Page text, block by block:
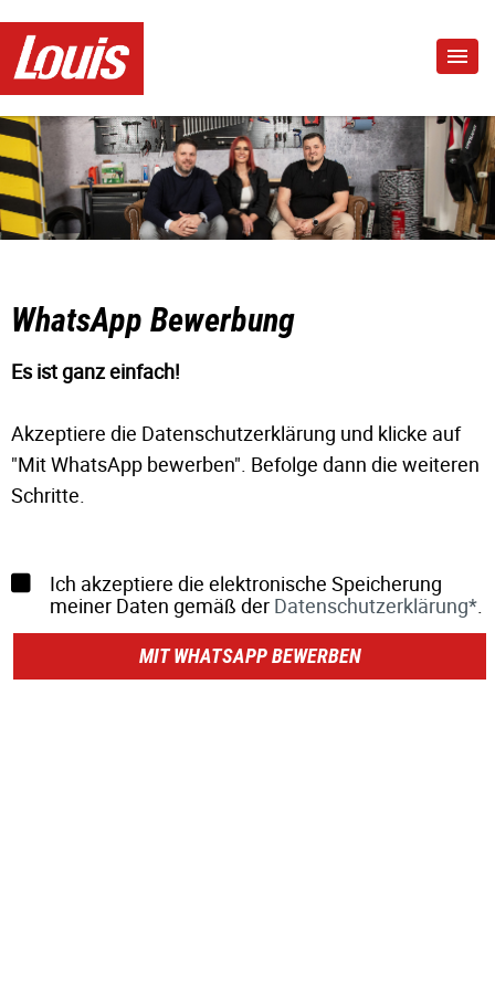
WhatsApp Bewerbung
Es ist ganz einfach!
Akzeptiere die Datenschutzerklärung und klicke auf
"Mit WhatsApp bewerben". Befolge dann die weiteren
Schritte.
Ich akzeptiere die elektronische Speicherung
meiner Daten gemäß der Datenschutzerklärung*.
MIT WHATSAPP BEWERBEN